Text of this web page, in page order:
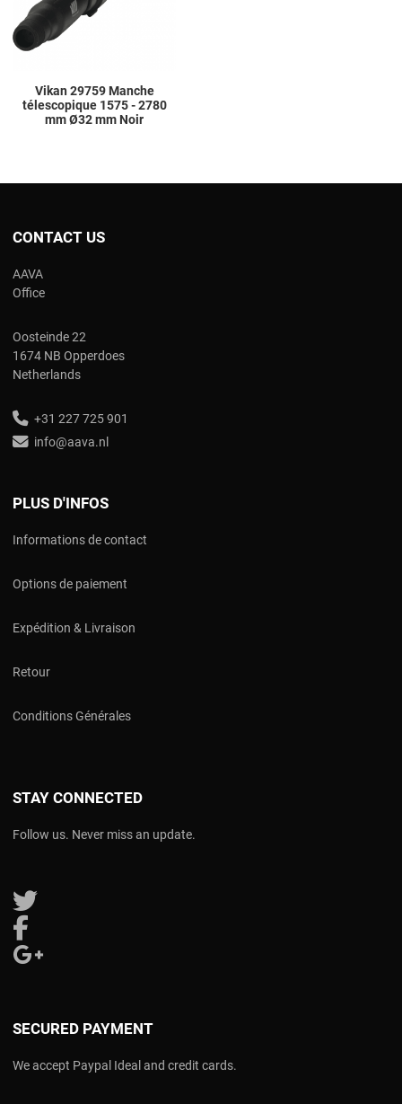
Vikan 29759 Manche
télescopique 1575 - 2780
mm Ø32 mm Noir
CONTACT US
AAVA
Office
Oosteinde 22
1674 NB Opperdoes
Netherlands
+31 227 725 901
info@aava.nl
PLUS D'INFOS
Informations de contact
Options de paiement
Expédition & Livraison
Retour
Conditions Générales
STAY CONNECTED
Follow us. Never miss an update.
Follow us on Twitter
SECURED PAYMENT
We accept Paypal Ideal and credit cards.